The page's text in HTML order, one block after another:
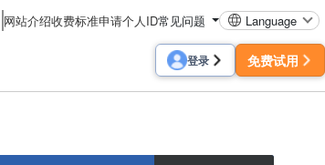
网站介绍收费标准申请个人ID常见问题 Language
登录 免费试用